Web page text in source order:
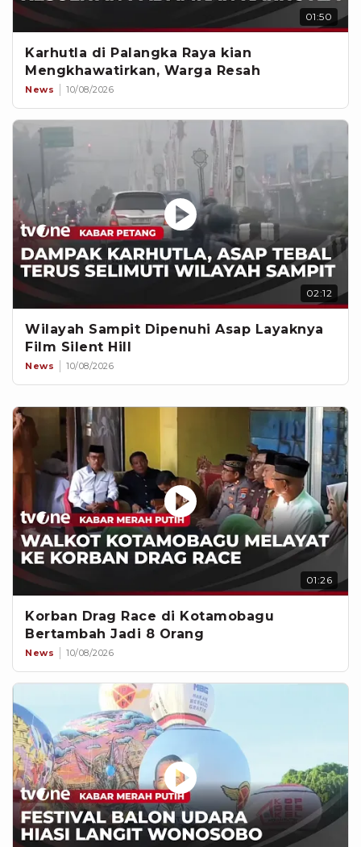
01:50
Karhutla di Palangka Raya kian
Mengkhawatirkan, Warga Resah
News 10/08/2026
02:12
Wilayah Sampit Dipenuhi Asap Layaknya
Film Silent Hill
News 10/08/2026
01:26
Korban Drag Race di Kotamobagu
Bertambah Jadi 8 Orang
News 10/08/2026